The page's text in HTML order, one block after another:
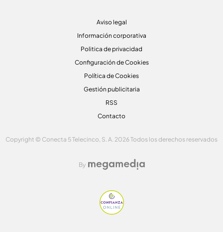
Aviso legal
Información corporativa
Politica de privacidad
Configuración de Cookies
Política de Cookies
Gestión publicitaria
RSS
Contacto
Copyright © Conecta 5 Telecinco, S. A. 2026 Todos los derechos reservados
By